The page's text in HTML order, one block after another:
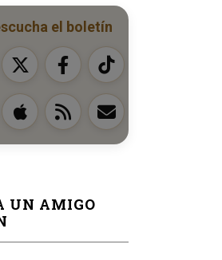
el boletín
UN AMIGO